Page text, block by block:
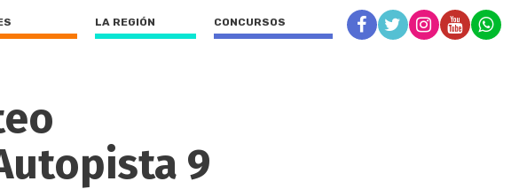
LA REGIÓN CONCURSOS
9